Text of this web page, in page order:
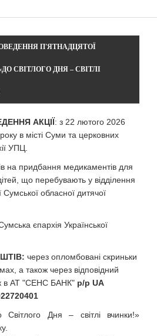
П'ЯТНАДЦЯТОЇ
СВІТЛОГО ДНЯ – СВІТЛІ
АКЦІЇ: з 22 лютого 2026
в місті Суми та церковних
УПЦ.
на придбання медикаментів для
що перебувають у відділення
Сумської обласної дитячої
єпархія Української
через опломбовані скриньки
а також через відповідний
в АТ "СЕНС БАНК" р/р UA
Світлого Дня – світлі вчинки!»